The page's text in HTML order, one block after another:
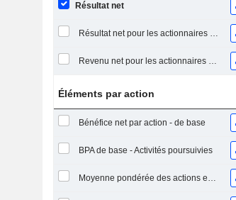
Résultat net
Résultat net pour les actionnaires ordinaires, éléments exceptionnels inclus.
Revenu net pour les actionnaires ordinaires, hors éléments exceptionnelsRésultat net pour les actionnaires ordinaires, éléments exceptionnels exclus.
Éléments par action
Bénéfice net par action - de base
BPA de base - Activités poursuivies
Moyenne pondérée des actions en circulation